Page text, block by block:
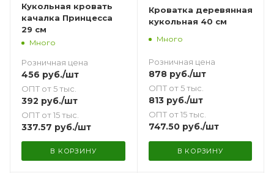
Кукольная кровать
качалка Принцесса
29 см
Много
Розничная цена
456 руб./шт
ОПТ от 5 тыс.
392 руб./шт
ОПТ от 15 тыс.
337.57 руб./шт
В КОРЗИНУ
Кроватка деревянная
кукольная 40 см
Много
Розничная цена
878руб./шт
ОПТ от 5 тыс.
813руб./шт
ОПТ от 15 тыс.
747.50руб./шт
В КОРЗИНУ